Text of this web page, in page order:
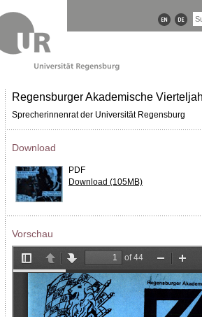
Regensburger Akademische
Sprecherinnenrat der Universität Regensburg
Download
PDF
Download (105MB)
Vorschau